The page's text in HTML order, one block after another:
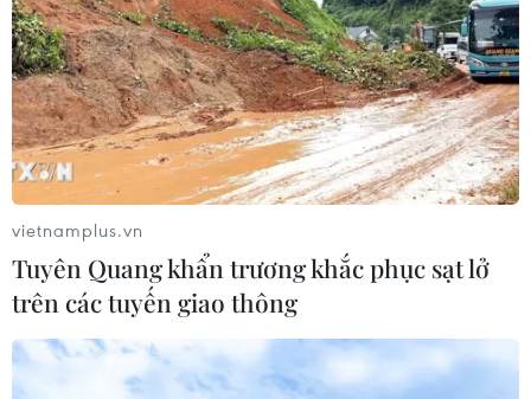
vietnamplus.vn
Tuyên Quang khẩn trương khắc phục sạt lở
trên các tuyến giao thông